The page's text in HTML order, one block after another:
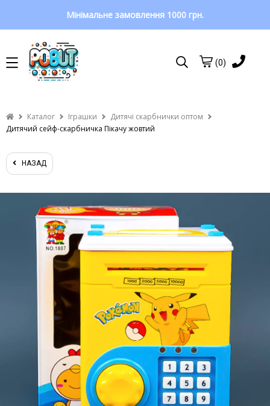
Мінімальне замовлення 1000 грн.
(0)
Каталог Іграшки
Дитячі скарбнички оптом
Дитячий сейф-скарбничка Пікачу жовтий
НАЗАД